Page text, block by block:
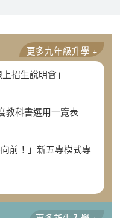
招生說明會」
教科書選用一覽表
前！」新五專模式專
更多九年級升學 +